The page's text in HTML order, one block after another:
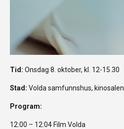
Tid: Onsdag 8. oktober, kl. 12-15.30
Stad: Volda samfunnshus, kinosalen.
Program:
12:00 – 12:04 Film Volda